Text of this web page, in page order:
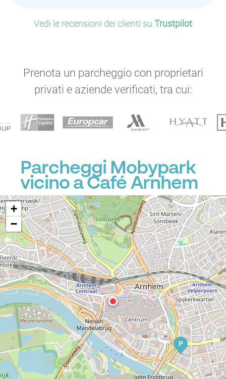
Vedi le recensioni dei clienti su Trustpilot
Prenota un parcheggio con proprietari
privati e aziende verificati, tra cui:
Parcheggi Mobypark
vicino a Café Arnhem
P
+
−